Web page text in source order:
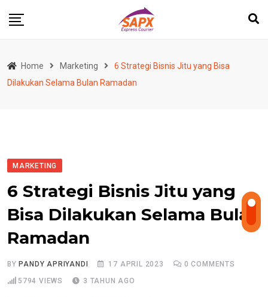
Home Marketing
6 Strategi Bisnis Jitu yang Bisa
Dilakukan Selama Bulan Ramadan
MARKETING
6 Strategi Bisnis Jitu yang
Bisa Dilakukan Selama Bulan
Ramadan
BY PANDY APRIYANDI 17 APRIL 2023 0 COMMENTS
5794 VIEWS 3 TAHUN AGO